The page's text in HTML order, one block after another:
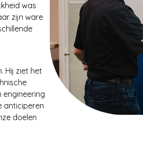
was
zijn ware
Hij ziet het
engineering
anticiperen
doelen